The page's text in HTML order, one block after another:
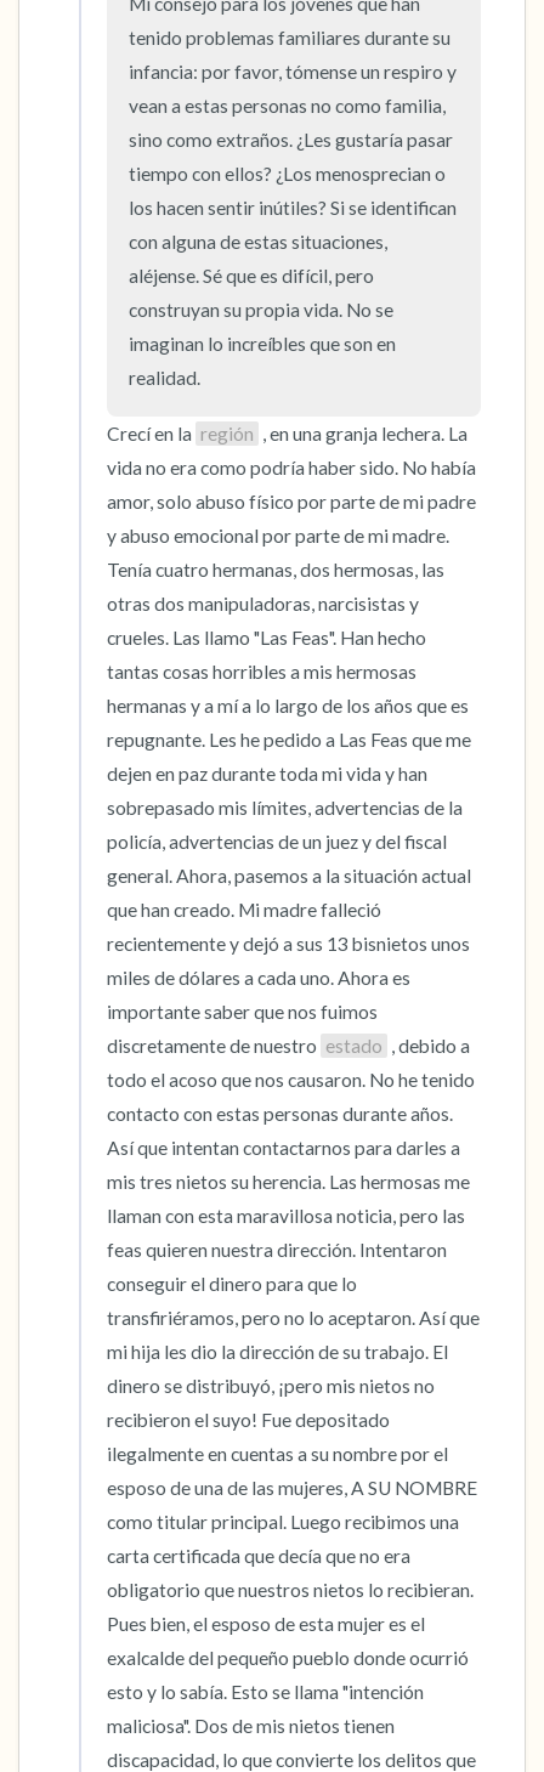
tenido problemas familiares durante su
infancia: por favor, tómense un respiro y
vean a estas personas no como familia,
sino como extraños. ¿Les gustaría pasar
tiempo con ellos? ¿Los menosprecian o
los hacen sentir inútiles? Si se identifican
con alguna de estas situaciones,
aléjense. Sé que es difícil, pero
construyan su propia vida. No se
imaginan lo increíbles que son en
realidad.
Crecí en la región , en una granja lechera. La
vida no era como podría haber sido. No había
amor, solo abuso físico por parte de mi padre
y abuso emocional por parte de mi madre.
Tenía cuatro hermanas, dos hermosas, las
otras dos manipuladoras, narcisistas y
crueles. Las llamo "Las Feas". Han hecho
tantas cosas horribles a mis hermosas
hermanas y a mí a lo largo de los años que es
repugnante. Les he pedido a Las Feas que me
dejen en paz durante toda mi vida y han
sobrepasado mis límites, advertencias de la
policía, advertencias de un juez y del fiscal
general. Ahora, pasemos a la situación actual
que han creado. Mi madre falleció
recientemente y dejó a sus 13 bisnietos unos
miles de dólares a cada uno. Ahora es
importante saber que nos fuimos
discretamente de nuestro estado , debido a
todo el acoso que nos causaron. No he tenido
contacto con estas personas durante años.
Así que intentan contactarnos para darles a
mis tres nietos su herencia. Las hermosas me
llaman con esta maravillosa noticia, pero las
feas quieren nuestra dirección. Intentaron
conseguir el dinero para que lo
transfiriéramos, pero no lo aceptaron. Así que
mi hija les dio la dirección de su trabajo. El
dinero se distribuyó, ¡pero mis nietos no
recibieron el suyo! Fue depositado
ilegalmente en cuentas a su nombre por el
esposo de una de las mujeres, A SU NOMBRE
como titular principal. Luego recibimos una
carta certificada que decía que no era
obligatorio que nuestros nietos lo recibieran.
Pues bien, el esposo de esta mujer es el
exalcalde del pequeño pueblo donde ocurrió
esto y lo sabía. Esto se llama "intención
maliciosa". Dos de mis nietos tienen
discapacidad, lo que convierte los delitos que
5 – cosas que puedes ver (puedes mirar
dentro de la habitación y por la ventana)
4 – cosas que puedes sentir (¿qué hay frente
a ti que puedas tocar?)
3 – cosas que puedes oír
2 – cosas que puedes oler
1 – cosa que te gusta de ti mismo.
Respira hondo para terminar.